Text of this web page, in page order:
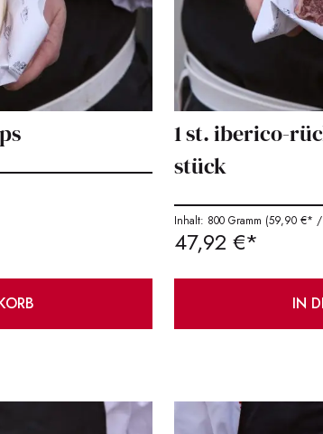
1 st. iberico-
stück
Inhalt: 800 Gramm (59,90 €* /
47,92 €*
IN